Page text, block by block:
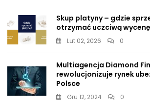
Skup platyny – gdzie
otrzymać uczciwą
Lut 02, 2026 0
Multiagencja Diamond
rewolucjonizuje rynek
Polsce
Gru 12, 2024 0